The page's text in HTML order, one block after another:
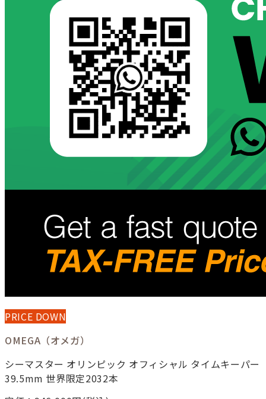
PRICE DOWN
OMEGA（オメガ）
シーマスター オリンピック オフィシャル タイムキーパー
39.5mm 世界限定2032本